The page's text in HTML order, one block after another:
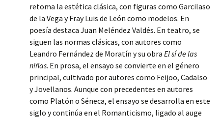
retoma la estética clásica, con figuras como Garcilaso
de la Vega y Fray Luis de León como modelos. En
poesía destaca Juan Meléndez Valdés. En teatro, se
siguen las normas clásicas, con autores como
Leandro Fernández de Moratín y su obra El sí de las
niñas. En prosa, el ensayo se convierte en el género
principal, cultivado por autores como Feijoo, Cadalso
y Jovellanos. Aunque con precedentes en autores
como Platón o Séneca, el ensayo se desarrolla en este
siglo y continúa en el Romanticismo, ligado al auge